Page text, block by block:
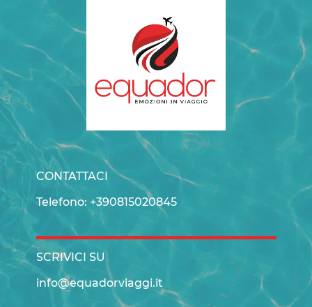
CONTATTACI
Telefono: +390815020845
SCRIVICI SU
info@equadorviaggi.it